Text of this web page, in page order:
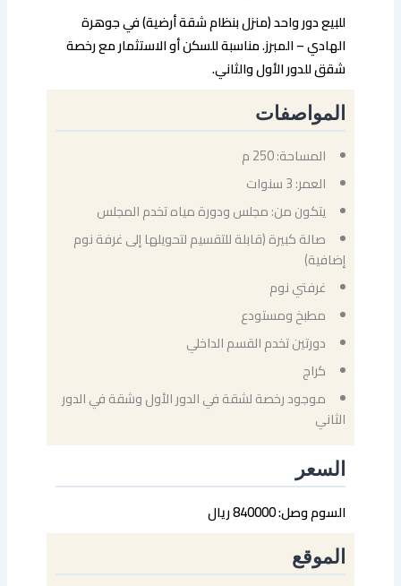
للبيع دور واحد (منزل بنظام شقة أرضية) في جوهرة
الهادي – المبرز. مناسبة للسكن أو الاستثمار مع رخصة
شقق للدور الأول والثاني.
المواصفات
المساحة: 250 م
العمر: 3 سنوات
يتكون من: مجلس ودورة مياه تخدم المجلس
صالة كبيرة (قابلة للتقسيم لتحويلها إلى غرفة نوم
إضافية)
غرفتي نوم
مطبخ ومستودع
دورتين تخدم القسم الداخلي
كراج
موجود رخصة لشقة في الدور الأول وشقة في الدور
الثاني
السعر
السوم وصل: 840000 ريال
الموقع